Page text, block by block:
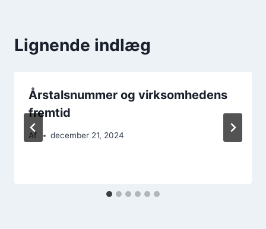
Lignende indlæg
Årstalsnummer og virksomhedens
fremtid
Af december 21, 2024